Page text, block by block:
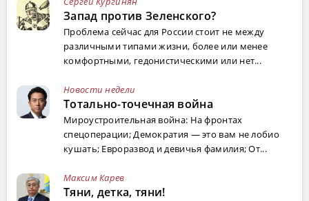
Запад против Зеленского?
Проблема сейчас для России стоит не между
различными типами жизни, более или менее
комфортными, гедонистическими или нет...
Новости недели
Тотально-точечная война
Мироустроительная война: На фронтах
спецоперации; Демократия — это вам не лобио
кушать; Евроразвод и девичья фамилия; От...
Максим Карев
Тяни, детка, тяни!